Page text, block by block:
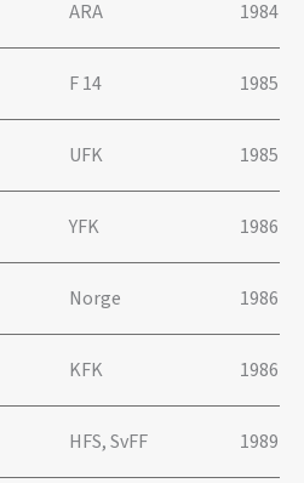
ARA 1984
F 14 1985
UFK 1985
YFK 1986
Norge 1986
KFK 1986
HFS, SvFF 1989